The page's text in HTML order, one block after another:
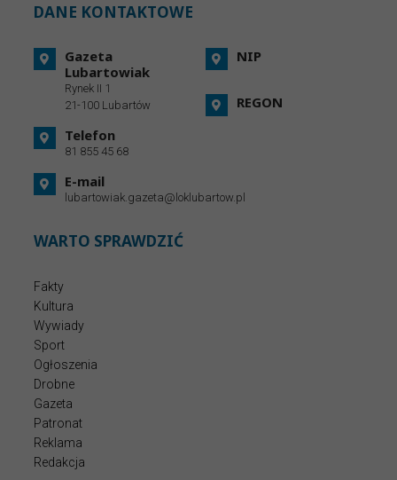
DANE KONTAKTOWE
Gazeta
Lubartowiak
Rynek II 1
21-100 Lubartów
Telefon
81 855 45 68
E-mail
lubartowiak.gazeta@loklubartow.pl
NIP
REGON
WARTO SPRAWDZIĆ
Fakty
Kultura
Wywiady
Sport
Ogłoszenia
Drobne
Gazeta
Patronat
Reklama
Redakcja